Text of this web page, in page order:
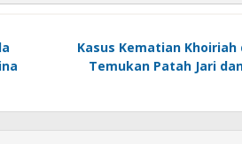
Kasus Kematian
Temukan Patah Jari